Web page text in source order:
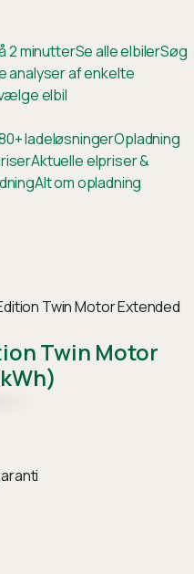
2 minutterSe alle elbilerSøg
analyser af enkelte
elbil
ladeløsningerOpladning
Aktuelle elpriser &
Alt om opladning
Twin Motor Extended
Twin Motor